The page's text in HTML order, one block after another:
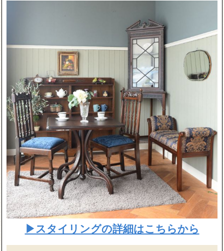
▶スタイリングの詳細はこちらから